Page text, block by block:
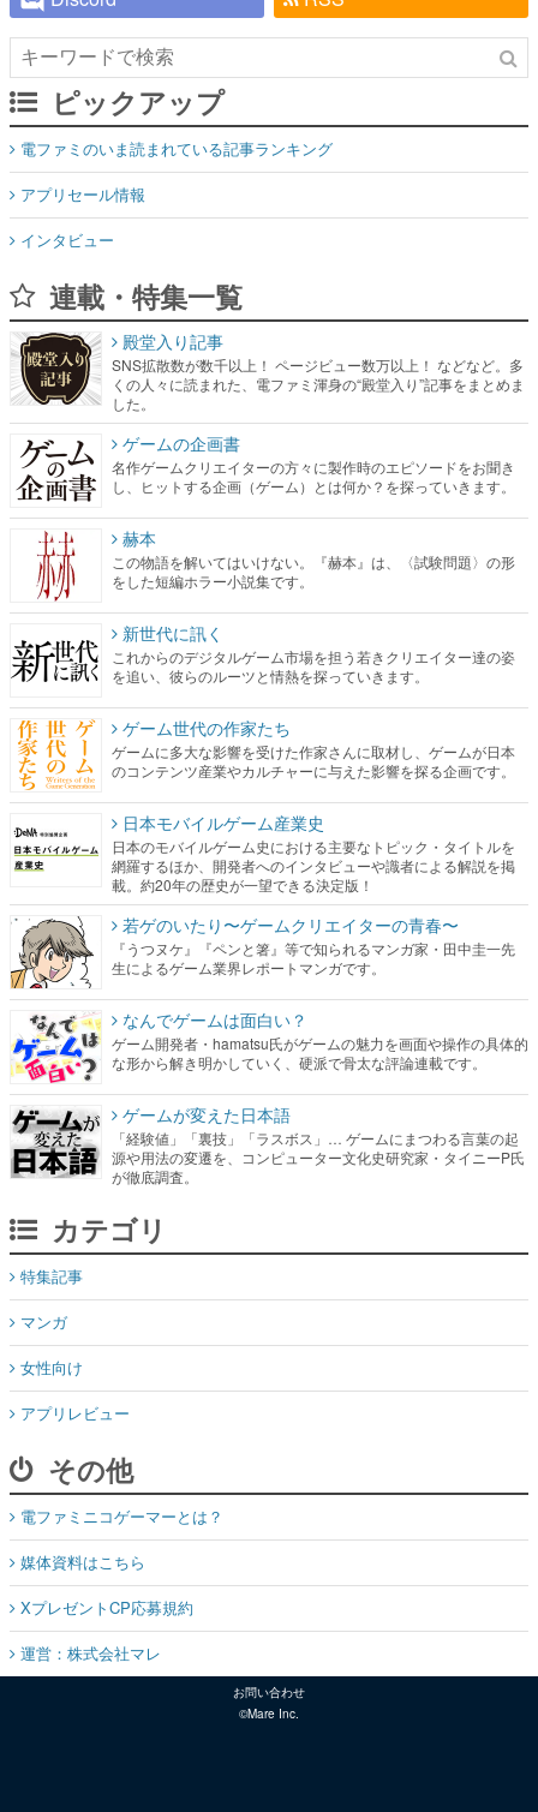
ピックアップ
電ファミのいま読まれている記事ランキング
アプリセール情報
インタビュー
連載・特集一覧
殿堂入り記事
SNS拡散数が数千以上！ ページビュー数万以上！ などなど。多
くの人々に読まれた、電ファミ渾身の“殿堂入り”記事をまとめま
した。
ゲームの企画書
名作ゲームクリエイターの方々に製作時のエピソードをお聞き
し、ヒットする企画（ゲーム）とは何か？を探っていきます。
赫本
この物語を解いてはいけない。『赫本』は、〈試験問題〉の形
をした短編ホラー小説集です。
新世代に訊く
これからのデジタルゲーム市場を担う若きクリエイター達の姿
を追い、彼らのルーツと情熱を探っていきます。
ゲーム世代の作家たち
ゲームに多大な影響を受けた作家さんに取材し、ゲームが日本
のコンテンツ産業やカルチャーに与えた影響を探る企画です。
日本モバイルゲーム産業史
日本のモバイルゲーム史における主要なトピック・タイトルを
網羅するほか、開発者へのインタビューや識者による解説を掲
載。約20年の歴史が一望できる決定版！
若ゲのいたり〜ゲームクリエイターの青春〜
『うつヌケ』『ペンと箸』等で知られるマンガ家・田中圭一先
生によるゲーム業界レポートマンガです。
なんでゲームは面白い？
ゲーム開発者・hamatsu氏がゲームの魅力を画面や操作の具体的
な形から解き明かしていく、硬派で骨太な評論連載です。
ゲームが変えた日本語
「経験値」「裏技」「ラスボス」… ゲームにまつわる言葉の起
源や用法の変遷を、コンピューター文化史研究家・タイニーP氏
が徹底調査。
カテゴリ
特集記事
マンガ
女性向け
アプリレビュー
その他
電ファミニコゲーマーとは？
媒体資料はこちら
XプレゼントCP応募規約
運営：株式会社マレ
お問い合わせ
©Mare Inc.